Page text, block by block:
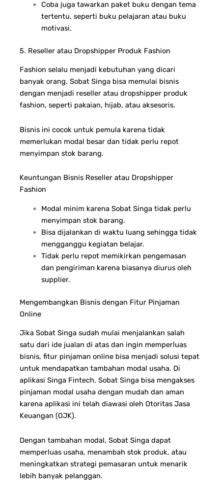
Coba juga tawarkan paket buku dengan tema
tertentu, seperti buku pelajaran atau buku
motivasi.
5. Reseller atau Dropshipper Produk Fashion
Fashion selalu menjadi kebutuhan yang dicari
banyak orang. Sobat Singa bisa memulai bisnis
dengan menjadi reseller atau dropshipper produk
fashion, seperti pakaian, hijab, atau aksesoris.
Bisnis ini cocok untuk pemula karena tidak
memerlukan modal besar dan tidak perlu repot
menyimpan stok barang.
Keuntungan Bisnis Reseller atau Dropshipper
Fashion
Modal minim karena Sobat Singa tidak perlu
menyimpan stok barang.
Bisa dijalankan di waktu luang sehingga tidak
mengganggu kegiatan belajar.
Tidak perlu repot memikirkan pengemasan
dan pengiriman karena biasanya diurus oleh
supplier.
Mengembangkan Bisnis dengan Fitur Pinjaman
Online
Jika Sobat Singa sudah mulai menjalankan salah
satu dari ide jualan di atas dan ingin memperluas
bisnis, fitur pinjaman online bisa menjadi solusi tepat
untuk mendapatkan tambahan modal usaha. Di
aplikasi Singa Fintech, Sobat Singa bisa mengakses
pinjaman modal usaha dengan mudah dan aman
karena aplikasi ini telah diawasi oleh Otoritas Jasa
Keuangan (OJK).
Dengan tambahan modal, Sobat Singa dapat
memperluas usaha, menambah stok produk, atau
meningkatkan strategi pemasaran untuk menarik
lebih banyak pelanggan.